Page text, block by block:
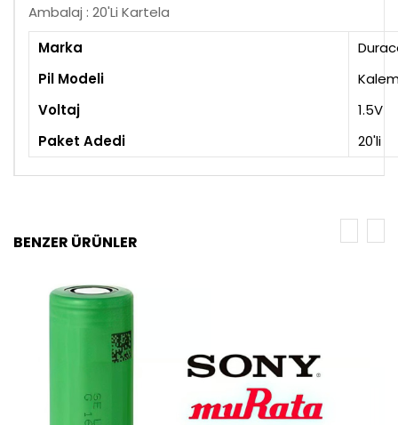
Ambalaj : 20'Li Kartela
Marka
Pil Modeli
Voltaj
1.5V
Paket Adedi
20'li
BENZER ÜRÜNLER